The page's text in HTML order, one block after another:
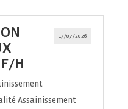
17/07/2026
F/H
fenêtre)
Assainissement